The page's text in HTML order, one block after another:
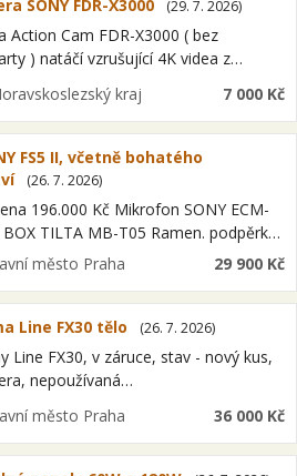
SONY FDR-X3000 (29. 7. 2026)
Action Cam FDR-X3000 ( bez
) natáčí vzrušující 4K videa z
Super SteadyShot
stabilním…
kraj 7 000 Kč
FS5 II, včetně bohatého
(26. 7. 2026)
196.000 Kč Mikrofon SONY ECM-
BOX TILTA MB-T05 Ramen. podpěrka
E3359011 HDD SONY PHU-60 Baterie
SONY BP-U30 Nabíječka/napaječ
město Praha 29 900 Kč
Line FX30 tělo (26. 7. 2026)
Line FX30, v záruce, stav - nový kus,
nepoužívaná
město Praha 36 000 Kč